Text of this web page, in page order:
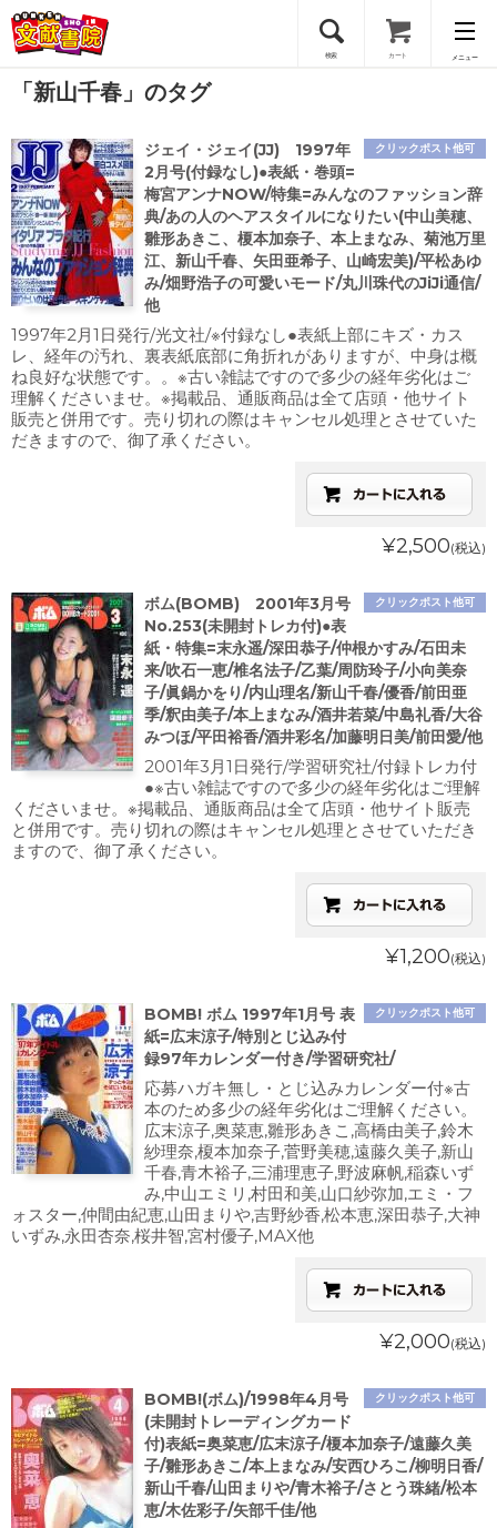
検索 カート メニュー
会員登録
ログイン
「新山千春」のタグ
クリックポスト他可
ジェイ・ジェイ(JJ) 1997年
2月号(付録なし)●表紙・巻頭=
梅宮アンナNOW/特集=みんなのファッション辞
典/あの人のヘアスタイルになりたい(中山美穂、
雛形あきこ、榎本加奈子、本上まなみ、菊池万里
江、新山千春、矢田亜希子、山崎宏美)/平松あゆ
み/畑野浩子の可愛いモード/丸川珠代のJiJi通信/
他
1997年2月1日発行/光文社/※付録なし●表紙上部にキズ・カス
レ、経年の汚れ、裏表紙底部に角折れがありますが、中身は概
ね良好な状態です。。※古い雑誌ですので多少の経年劣化はご
理解くださいませ。※掲載品、通販商品は全て店頭・他サイト
販売と併用です。売り切れの際はキャンセル処理とさせていた
だきますので、御了承ください。
¥2,500(税込)
クリックポスト他可
ボム(BOMB) 2001年3月号
No.253(未開封トレカ付)●表
紙・特集=末永遥/深田恭子/仲根かすみ/石田未
来/吹石一恵/椎名法子/乙葉/周防玲子/小向美奈
子/眞鍋かをり/内山理名/新山千春/優香/前田亜
季/釈由美子/本上まなみ/酒井若菜/中島礼香/大谷
みつほ/平田裕香/酒井彩名/加藤明日美/前田愛/他
2001年3月1日発行/学習研究社/付録トレカ付
●※古い雑誌ですので多少の経年劣化はご理解
くださいませ。※掲載品、通販商品は全て店頭・他サイト販売
と併用です。売り切れの際はキャンセル処理とさせていただき
ますので、御了承ください。
¥1,200(税込)
クリックポスト他可
BOMB! ボム 1997年1月号 表
紙=広末涼子/特別とじ込み付
録97年カレンダー付き/学習研究社/
応募ハガキ無し・とじ込みカレンダー付※古
本のため多少の経年劣化はご理解ください。
広末涼子,奥菜恵,雛形あきこ,高橋由美子,鈴木
紗理奈,榎本加奈子,菅野美穂,遠藤久美子,新山
千春,青木裕子,三浦理恵子,野波麻帆,稲森いず
み,中山エミリ,村田和美,山口紗弥加,エミ・フ
ォスター,仲間由紀恵,山田まりや,吉野紗香,松本恵,深田恭子,大神
いずみ,永田杏奈,桜井智,宮村優子,MAX他
¥2,000(税込)
クリックポスト他可
BOMB!(ボム)/1998年4月号
(未開封トレーディングカード
付)表紙=奥菜恵/広末涼子/榎本加奈子/遠藤久美
子/雛形あきこ/本上まなみ/安西ひろこ/柳明日香/
新山千春/山田まりや/青木裕子/さとう珠緒/松本
恵/木佐彩子/矢部千佳/他